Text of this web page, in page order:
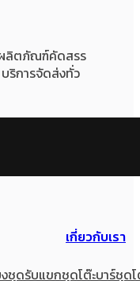
ผลิตภัณฑ์คัดสรร
ริการจัดส่งทั่ว
เกี่ยวกับเรา
ชุดรับแขกชุดโต๊ะบาร์ชุดโ